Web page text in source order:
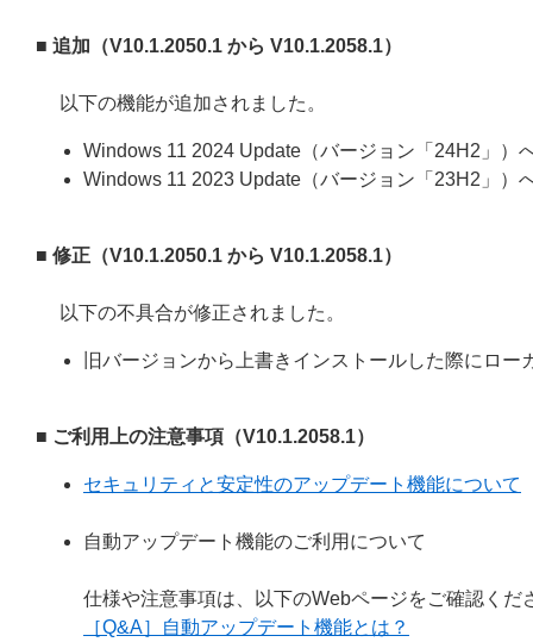
■ 追加（V10.1.2050.1 から V10.1.2058.1）
以下の機能が追加されました。
Windows 11 2024 Update（バージョン「24H2」）
Windows 11 2023 Update（バージョン「23H2」）
■ 修正（V10.1.2050.1 から V10.1.2058.1）
以下の不具合が修正されました。
旧バージョンから上書きインストールした際にロ
■ ご利用上の注意事項（V10.1.2058.1）
セキュリティと安定性のアップデート機能について
自動アップデート機能のご利用について
仕様や注意事項は、以下のWebページをご確認くだ
［Q&A］自動アップデート機能とは？